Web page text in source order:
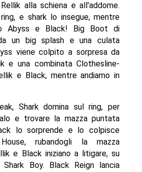
alla schiena e all'addome.
e shark lo insegue, mentre
Abyss e Black! Big Boot di
un big splash e una culata
viene colpito a sorpresa da
e una combinata Clothesline-
e Black, mentre andiamo in
Shark domina sul ring, per
e trovare la mazza puntata
lo sorprende e lo colpisce
rubandogli la mazza
e Black iniziano a litigare, su
Boy. Black Reign lancia